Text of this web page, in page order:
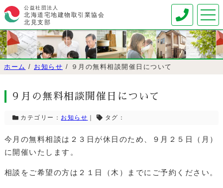
公益社団法人
北海道宅地建物取引業協会
北見支部
ホーム / お知らせ / ９月の無料相談開催日について
９月の無料相談開催日について
カテゴリー： お知らせ ｜ タグ：
今月の無料相談は２３日が休日のため、９月２５日（月）
に開催いたします。
相談をご希望の方は２１日（木）までにご予約ください。